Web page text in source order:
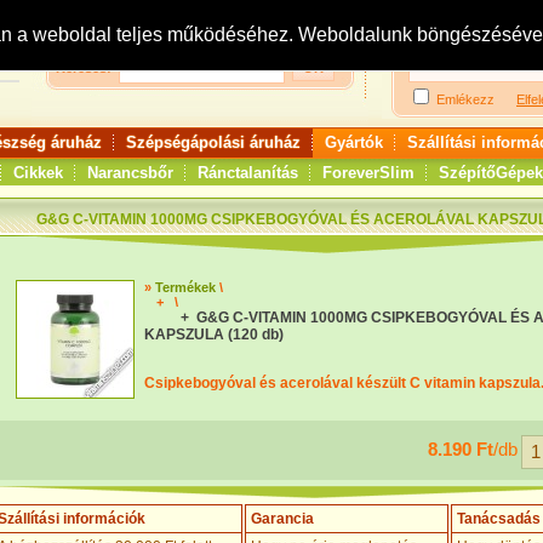
a weboldal teljes működéséhez. Weboldalunk
Keresés:
Bejelentkezés:
Emlékezz
áruház Szépségápolási áruház Gyártók Szállítási
Cikkek
Narancsbőr Ránctalanítás ForeverSlim SzépítőGépek
G&G C-VITAMIN 1000MG CSIPKEBOGYÓVAL ÉS ACEROLÁVAL
» Termékek \
+
\
+ G&G C-VITAMIN 1000MG CSIPKEBOGYÓVAL ÉS
KAPSZULA (120 db)
Csipkebogyóval és acerolával készült C vitamin kapszula.
8.190 Ft/db
információk
Garancia
Tanácsadás